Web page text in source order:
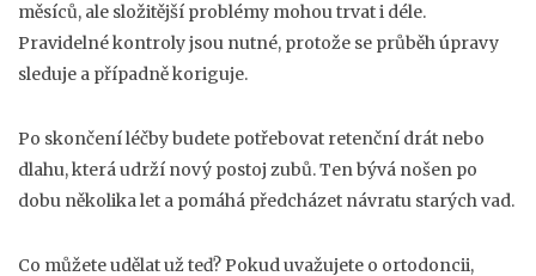
měsíců, ale složitější problémy mohou trvat i déle.
Pravidelné kontroly jsou nutné, protože se průběh úpravy
sleduje a případně koriguje.
Po skončení léčby budete potřebovat retenční drát nebo
dlahu, která udrží nový postoj zubů. Ten bývá nošen po
dobu několika let a pomáhá předcházet návratu starých vad.
Co můžete udělat už teď? Pokud uvažujete o ortodoncii,